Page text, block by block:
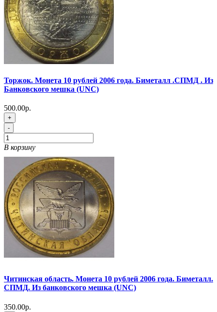
Торжок. Монета 10 рублей 2006 года. Биметалл .СПМД . Из
Банковского мешка (UNC)
500.00р.
+
-
В корзину
Читинская область. Монета 10 рублей 2006 года. Биметалл.
СПМД. Из банковского мешка (UNC)
350.00р.